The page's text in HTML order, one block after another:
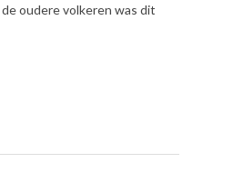
oudere volkeren was dit